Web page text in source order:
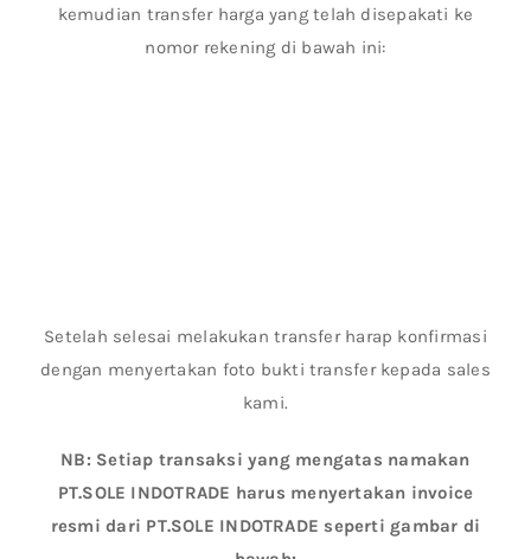
kemudian transfer harga yang telah disepakati ke
nomor rekening di bawah ini:
Setelah selesai melakukan transfer harap konfirmasi
dengan menyertakan foto bukti transfer kepada sales
kami.
NB: Setiap transaksi yang mengatas namakan
PT.SOLE INDOTRADE harus menyertakan invoice
resmi dari PT.SOLE INDOTRADE seperti gambar di